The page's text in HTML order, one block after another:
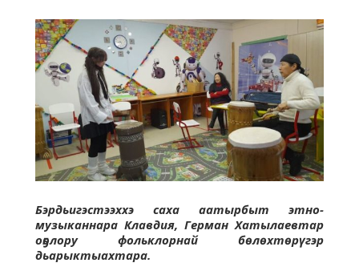
Бэрдьигэстээххэ саха аатырбыт этно-
музыканнара Клавдия, Герман Хатылаевтар
оҕолору фольклорнай бөлөхтөрүгэр
дьарыктыахтара.